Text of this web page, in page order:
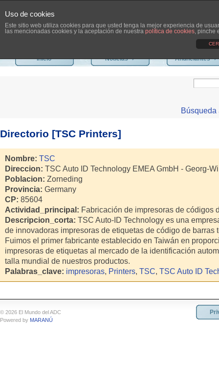
Inicio Noticias › Anunciantes ›
Búsqueda
Directorio [TSC Printers]
Nombre: TSC
Direccion: TSC Auto ID Technology EMEA GmbH - Georg-
Poblacion: Zorneding
Provincia: Germany
CP: 85604
Actividad_principal: Fabricación de impresoras de códigos
Descripcion_corta: TSC Auto-ID Technology es una
de innovadoras impresoras de etiquetas de código de barras
Fuimos el primer fabricante establecido en Taiwán en
impresoras de etiquetas al mercado de la identificación
talla mundial de nuestros productos.
Palabras_clave: impresoras, Printers, TSC, TSC Auto ID
© 2026 El Mundo del ADC
Powered by MARANÚ
Uso de cookies
Este sitio web utiliza cookies para que usted tenga la mejor experiencia de
las mencionadas cookies y la aceptación de nuestra política de cookies, pinche